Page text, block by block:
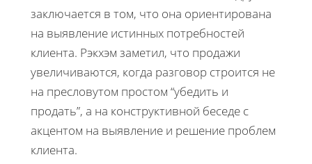
заключается в том, что она ориентирована
на выявление истинных потребностей
клиента. Рэкхэм заметил, что продажи
увеличиваются, когда разговор строится не
на пресловутом простом “убедить и
продать”, а на конструктивной беседе с
акцентом на выявление и решение проблем
клиента.